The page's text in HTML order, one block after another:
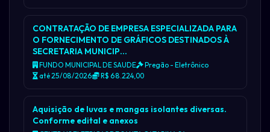
CONTRATAÇÃO DE EMPRESA ESPECIALIZADA PARA
O FORNECIMENTO DE GRÁFICOS DESTINADOS À
SECRETARIA MUNICIP…
FUNDO MUNICIPAL DE SAUDE
Pregão - Eletrônico
até 25/08/2026
R$ 68.224,00
Aquisição de luvas e mangas isolantes diversas.
Conforme edital e anexos